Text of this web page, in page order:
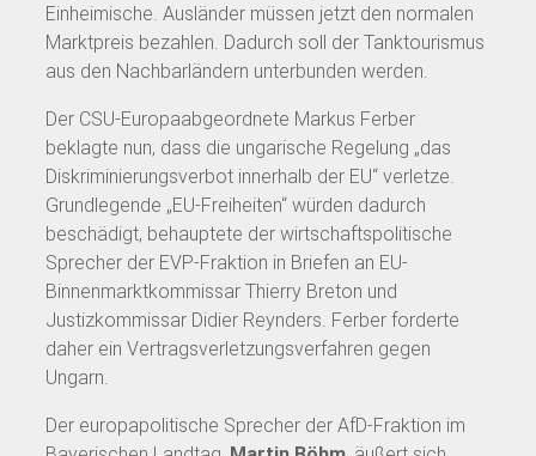
Einheimische. Ausländer müssen jetzt den normalen
Marktpreis bezahlen. Dadurch soll der Tanktourismus
aus den Nachbarländern unterbunden werden.
Der CSU-Europaabgeordnete Markus Ferber
beklagte nun, dass die ungarische Regelung „das
Diskriminierungsverbot innerhalb der EU“ verletze.
Grundlegende „EU-Freiheiten“ würden dadurch
beschädigt, behauptete der wirtschaftspolitische
Sprecher der EVP-Fraktion in Briefen an EU-
Binnenmarktkommissar Thierry Breton und
Justizkommissar Didier Reynders. Ferber forderte
daher ein Vertragsverletzungsverfahren gegen
Ungarn.
Der europapolitische Sprecher der AfD-Fraktion im